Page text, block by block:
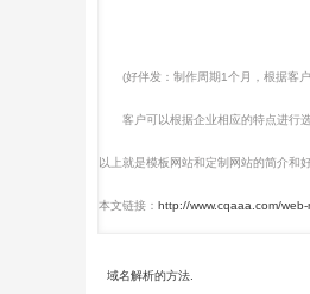
(好伴发：制作周期1个月，根据客户
客户可以根据企业相应的特点进行
以上就是模板网站和定制网站的简介和
本文链接： http://www.cqaaa.com/
域名解析的方法.